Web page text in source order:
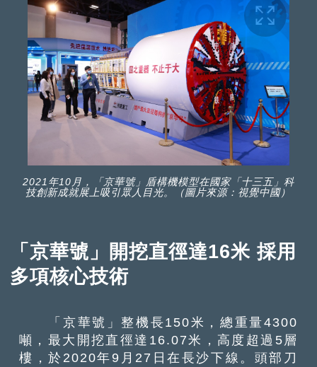
2021年10月，「京華號」盾構機模型在國家「十三五」科
技創新成就展上吸引眾人目光。（圖片來源：視覺中國）
「京華號」開挖直徑達16米 採用
多項核心技術
「京華號」整機長150米，總重量4300
噸，最大開挖直徑達16.07米，高度超過5層
樓，於2020年9月27日在長沙下線。頭部刀